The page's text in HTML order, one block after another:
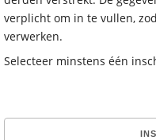
verplicht om in te vullen,
verwerken.
Selecteer minstens één